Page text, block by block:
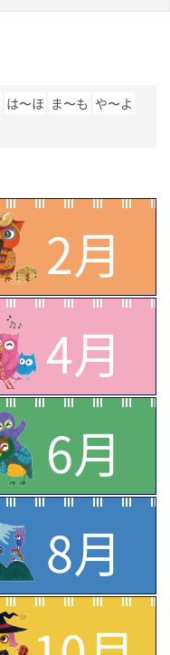
は〜ほ ま〜も や〜よ
2月
4月
6月
8月